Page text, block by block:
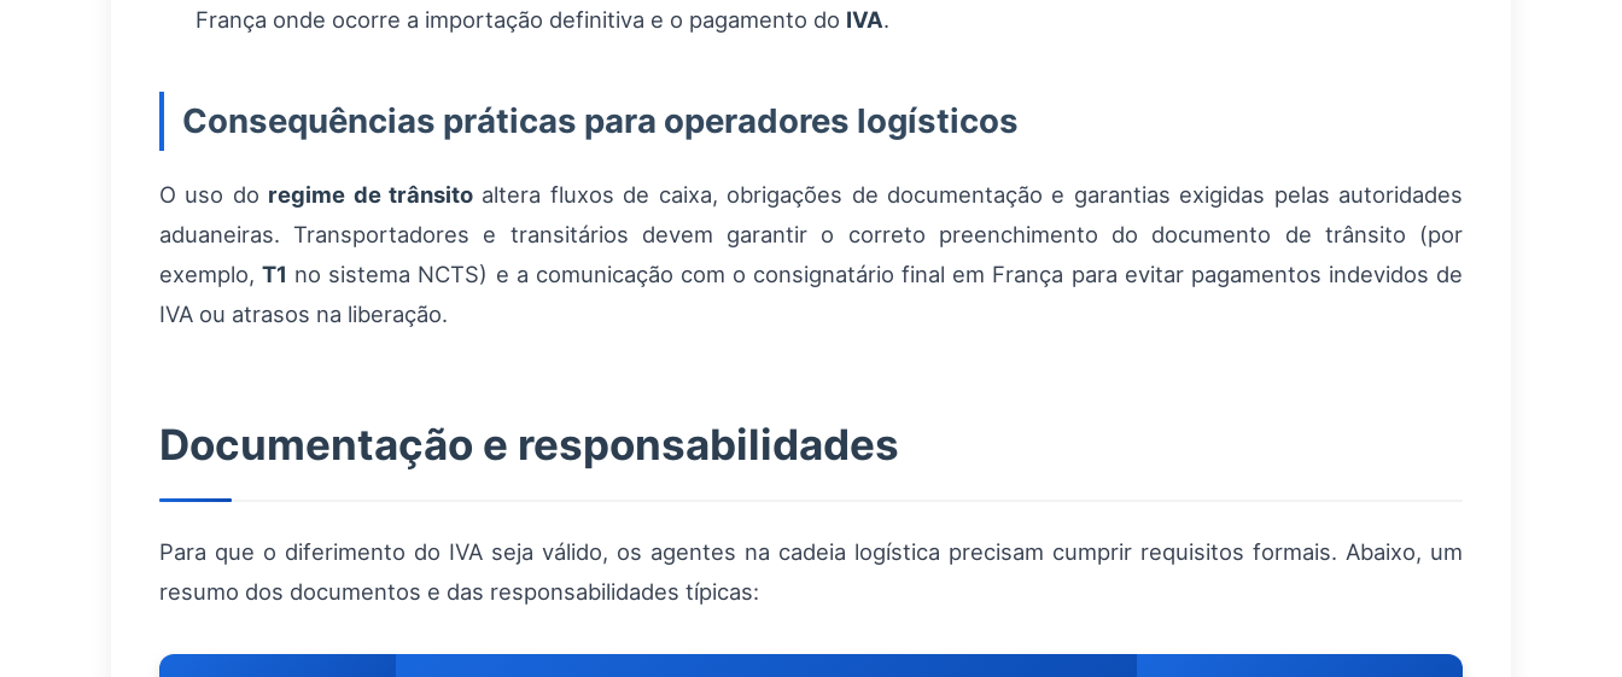
França onde ocorre a importação definitiva e o pagamento do IVA.
Consequências práticas para operadores logísticos
O uso do regime de trânsito altera fluxos de caixa, obrigações de documentação e garantias exigidas pelas autoridades
aduaneiras. Transportadores e transitários devem garantir o correto preenchimento do documento de trânsito (por
exemplo,T1 no sistema NCTS) e a comunicação com o consignatário final em França para evitar pagamentos indevidos de
IVA ou atrasos na liberação.
Documentação e responsabilidades
Para que o diferimento do IVA seja válido, os agentes na cadeia logística precisam cumprir requisitos formais. Abaixo, um
resumo dos documentos e das responsabilidades típicas: